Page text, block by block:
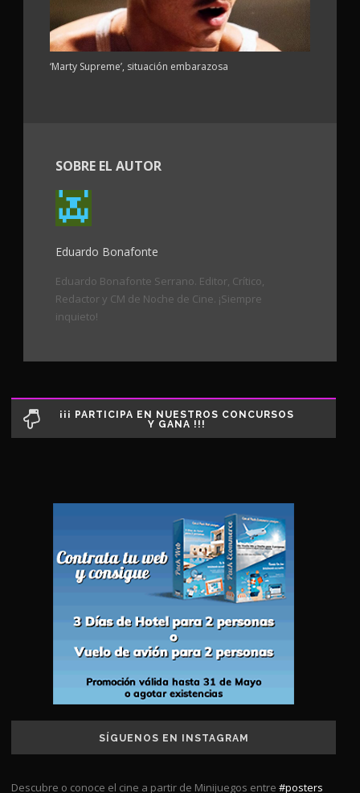
‘Marty Supreme’, situación embarazosa
SOBRE EL AUTOR
Eduardo Bonafonte
Eduardo Bonafonte Serrano. Editor, Crítico,
Redactor y CM de Noche de Cine. ¡Siempre
inquieto!
¡¡¡ PARTICIPA EN NUESTROS CONCURSOS
Y GANA !!!
SÍGUENOS EN INSTAGRAM
Descubre o conoce el cine a partir de Minijuegos entre #posters